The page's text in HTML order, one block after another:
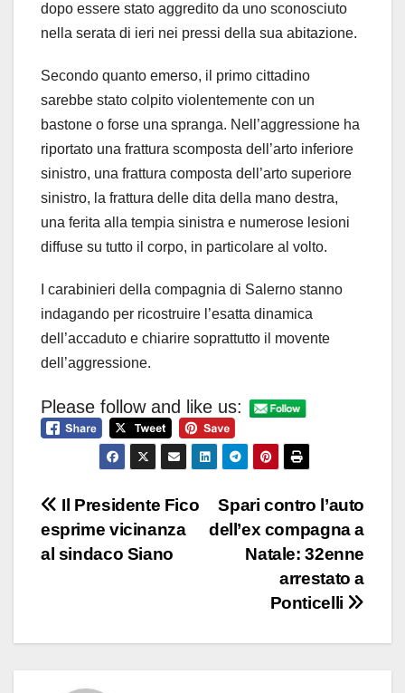
dopo essere stato aggredito da uno sconosciuto
nella serata di ieri nei pressi della sua abitazione.
Secondo quanto emerso, il primo cittadino
sarebbe stato colpito violentemente con un
bastone o forse una spranga. Nell’aggressione ha
riportato una frattura scomposta dell’arto inferiore
sinistro, una frattura composta dell’arto superiore
sinistro, la frattura delle dita della mano destra,
una ferita alla tempia sinistra e numerose lesioni
diffuse su tutto il corpo, in particolare al volto.
I carabinieri della compagnia di Salerno stanno
indagando per ricostruire l’esatta dinamica
dell’accaduto e chiarire soprattutto il movente
dell’aggressione.
Please follow and like us:
Navigazione
articoli
Spari contro l’auto
dell’ex compagna a
Natale: 32enne
arrestato a
Ponticelli
Il Presidente Fico
esprime vicinanza
al sindaco Siano